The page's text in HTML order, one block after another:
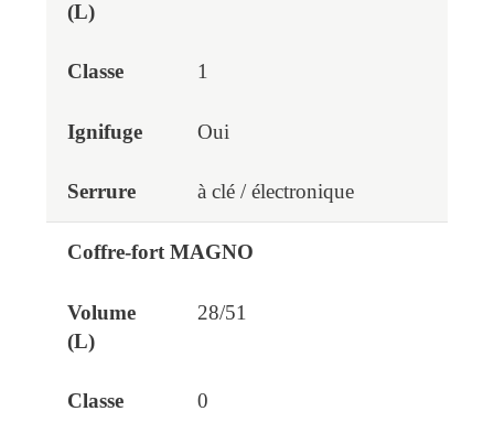
1
Oui
à clé / électronique
Coffre-fort MAGNO
28/51
0